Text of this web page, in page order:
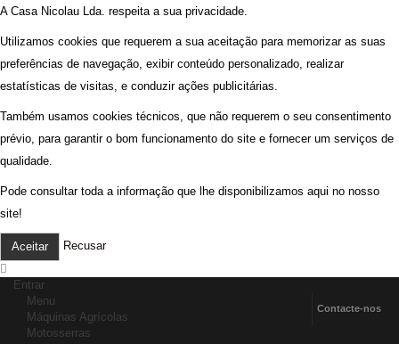
A Casa Nicolau Lda. respeita a sua privacidade.
Utilizamos cookies que requerem a sua aceitação para memorizar as suas
preferências de navegação, exibir conteúdo personalizado, realizar
estatísticas de visitas, e conduzir ações publicitárias.
Também usamos cookies técnicos, que não requerem o seu consentimento
prévio, para garantir o bom funcionamento do site e fornecer um serviços de
qualidade.
Pode consultar toda a informação que lhe disponibilizamos aqui no nosso
site!
Aceitar Recusar
Entrar
Contacte-nos
Menu
Máquinas Agrícolas
Motosserras